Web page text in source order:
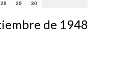
28 29 30
de 1948